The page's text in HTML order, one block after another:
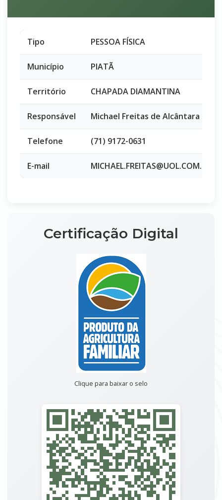
Tipo PESSOA FÍSICA
Município PIATÃ
Território CHAPADA DIAMANTINA
Responsável Michael Freitas de Alcântara
Telefone (71) 9172-0631
E-mail MICHAEL.FREITAS@UOL.COM.BR
Certificação Digital
Clique para baixar o selo